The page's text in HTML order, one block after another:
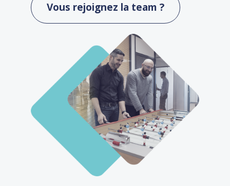
Vous rejoignez la team ?